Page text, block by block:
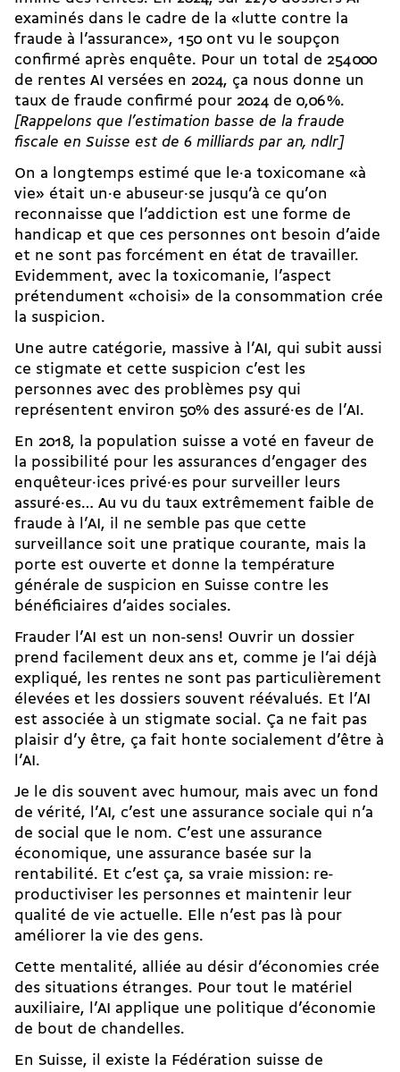
examinés dans le cadre de la «lutte contre la
fraude à l’assurance», 150 ont vu le soupçon
confirmé après enquête. Pour un total de 254 000
de rentes AI versées en 2024, ça nous donne un
taux de fraude confirmé pour 2024 de 0,06 %.
[Rappelons que l’estimation basse de la fraude
fiscale en Suisse est de 6 milliards par an, ndlr]
On a longtemps estimé que le·a toxicomane «à
vie» était un·e abuseur·se jusqu’à ce qu’on
reconnaisse que l’addiction est une forme de
handicap et que ces personnes ont besoin d’aide
et ne sont pas forcément en état de travailler.
Evidemment, avec la toxicomanie, l’aspect
prétendument «choisi» de la consommation crée
la suspicion.
Une autre catégorie, massive à l’AI, qui subit aussi
ce stigmate et cette suspicion c’est les
personnes avec des problèmes psy qui
représentent environ 50% des assuré·es de l’AI.
En 2018,
la population suisse a voté en faveur de
la possibilité pour les assurances d’engager des
enquêteur·ices privé·es pour surveiller leurs
assuré·es… Au vu du taux extrêmement faible de
fraude à l’AI, il ne semble pas que cette
surveillance soit une pratique courante, mais la
porte est ouverte et donne la température
générale de suspicion en Suisse contre les
bénéficiaires d’aides sociales.
Frauder l’AI est un non-sens! Ouvrir un dossier
prend facilement deux ans et, comme je l’ai déjà
expliqué, les rentes ne sont pas particulièrement
élevées et les dossiers souvent réévalués. Et l’AI
est associée à un stigmate social. Ça ne fait pas
plaisir d’y être, ça fait honte socialement d’être à
l’AI.
Je le dis souvent avec humour, mais avec un fond
de vérité, l’AI, c’est une assurance sociale qui n’a
de social que le nom. C’est une assurance
économique, une assurance basée sur la
rentabilité. Et c’est ça, sa vraie mission: re-
productiviser les personnes et maintenir leur
qualité de vie actuelle. Elle n’est pas là pour
améliorer la vie des gens.
Cette mentalité, alliée au désir d’économies crée
des situations étranges. Pour tout le matériel
auxiliaire, l’AI applique une politique d’économie
de bout de chandelles.
En Suisse, il existe la Fédération suisse de